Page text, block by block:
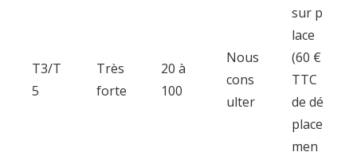
T3/T
5
Très
forte
20 à
100
Nous
cons
ulter
sur p
lace
(60 €
TTC
de dé
place
men